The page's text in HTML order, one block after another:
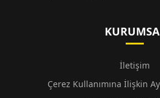
İletişim
Çerez Kullanımına İlişkin